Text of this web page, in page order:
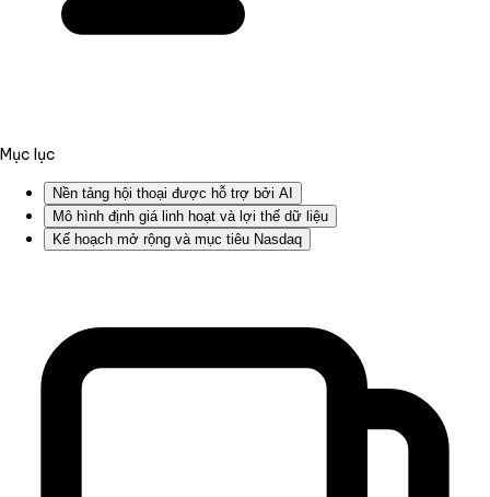
Mục lục
Nền tảng hội thoại được hỗ trợ bởi AI
Mô hình định giá linh hoạt và lợi thế dữ liệu
Kế hoạch mở rộng và mục tiêu Nasdaq